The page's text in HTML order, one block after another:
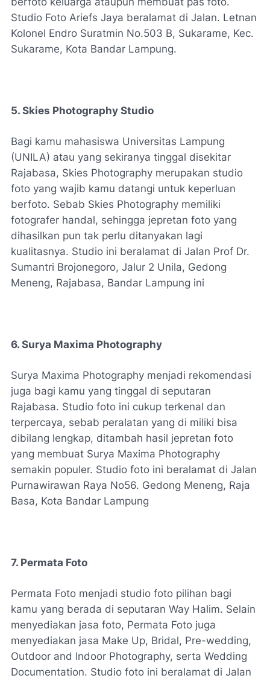
Studio Foto Ariefs Jaya beralamat di Jalan. Letnan
Kolonel Endro Suratmin No.503 B, Sukarame, Kec.
Sukarame, Kota Bandar Lampung.
5. Skies Photography Studio
Bagi kamu mahasiswa Universitas Lampung
(UNILA) atau yang sekiranya tinggal disekitar
Rajabasa, Skies Photography merupakan studio
foto yang wajib kamu datangi untuk keperluan
berfoto. Sebab Skies Photography memiliki
fotografer handal, sehingga jepretan foto yang
dihasilkan pun tak perlu ditanyakan lagi
kualitasnya. Studio ini beralamat di Jalan Prof Dr.
Sumantri Brojonegoro, Jalur 2 Unila, Gedong
Meneng, Rajabasa, Bandar Lampung ini
6. Surya Maxima Photography
Surya Maxima Photography menjadi rekomendasi
juga bagi kamu yang tinggal di seputaran
Rajabasa. Studio foto ini cukup terkenal dan
terpercaya, sebab peralatan yang di miliki bisa
dibilang lengkap, ditambah hasil jepretan foto
yang membuat Surya Maxima Photography
semakin populer. Studio foto ini beralamat di Jalan
Purnawirawan Raya No56. Gedong Meneng, Raja
Basa, Kota Bandar Lampung
7. Permata Foto
Permata Foto menjadi studio foto pilihan bagi
kamu yang berada di seputaran Way Halim. Selain
menyediakan jasa foto, Permata Foto juga
menyediakan jasa Make Up, Bridal, Pre-wedding,
Outdoor and Indoor Photography, serta Wedding
Documentation. Studio foto ini beralamat di Jalan